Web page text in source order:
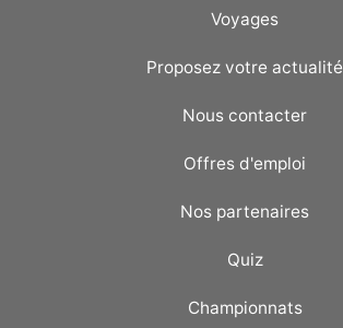
Voyages
Proposez votre actualité
Nous contacter
Offres d'emploi
Nos partenaires
Quiz
Championnats